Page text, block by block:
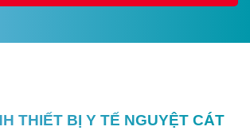
THIẾT BỊ Y TẾ NGUYỆT CÁT